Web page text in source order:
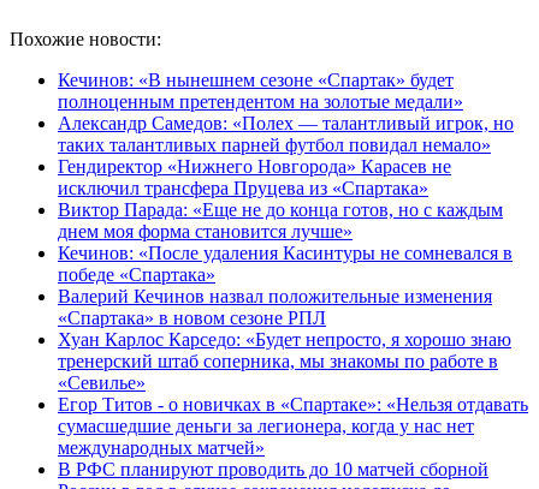
Похожие новости:
Кечинов: «В нынешнем сезоне «Спартак» будет
полноценным претендентом на золотые медали»
Александр Самедов: «Полех — талантливый игрок, но
таких талантливых парней футбол повидал немало»
Гендиректор «Нижнего Новгорода» Карасев не
исключил трансфера Пруцева из «Спартака»
Виктор Парада: «Еще не до конца готов, но с каждым
днем моя форма становится лучше»
Кечинов: «После удаления Касинтуры не сомневался в
победе «Спартака»
Валерий Кечинов назвал положительные изменения
«Спартака» в новом сезоне РПЛ
Хуан Карлос Карседо: «Будет непросто, я хорошо знаю
тренерский штаб соперника, мы знакомы по работе в
«Севилье»
Егор Титов - о новичках в «Спартаке»: «Нельзя отдавать
сумасшедшие деньги за легионера, когда у нас нет
международных матчей»
В РФС планируют проводить до 10 матчей сборной